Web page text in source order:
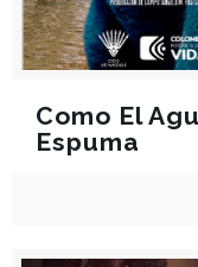
Como El
Espuma